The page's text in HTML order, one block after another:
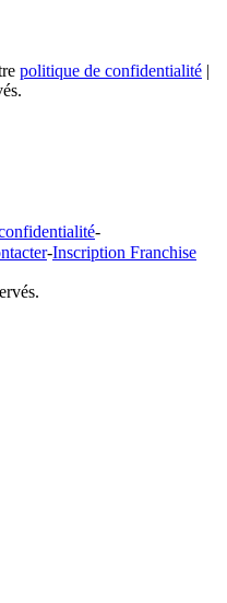
politique de confidentialité |
-
-Inscription Franchise